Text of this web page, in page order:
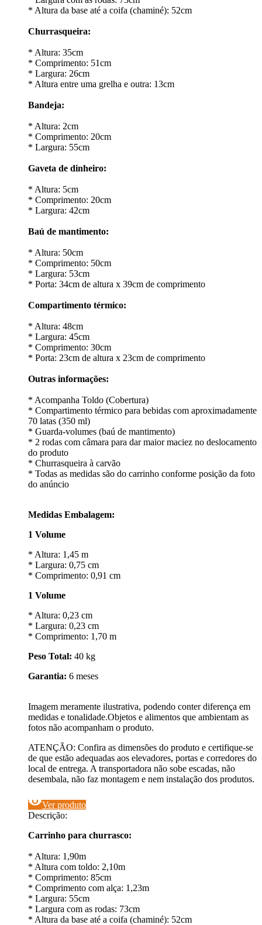
* Altura da base até a coifa (chaminé): 52cm
Churrasqueira:
* Altura: 35cm
* Comprimento: 51cm
* Largura: 26cm
* Altura entre uma grelha e outra: 13cm
Bandeja:
* Altura: 2cm
* Comprimento: 20cm
* Largura: 55cm
Gaveta de dinheiro:
* Altura: 5cm
* Comprimento: 20cm
* Largura: 42cm
Baú de mantimento:
* Altura: 50cm
* Comprimento: 50cm
* Largura: 53cm
* Porta: 34cm de altura x 39cm de comprimento
Compartimento térmico:
* Altura: 48cm
* Largura: 45cm
* Comprimento: 30cm
* Porta: 23cm de altura x 23cm de comprimento
Outras informações:
* Acompanha Toldo (Cobertura)
* Compartimento térmico para bebidas com aproximadamente
70 latas (350 ml)
* Guarda-volumes (baú de mantimento)
* 2 rodas com câmara para dar maior maciez no deslocamento
do produto
* Churrasqueira à carvão
* Todas as medidas são do carrinho conforme posição da foto
do anúncio
Medidas Embalagem:
1 Volume
* Altura: 1,45 m
* Largura: 0,75 cm
* Comprimento: 0,91 cm
1 Volume
* Altura: 0,23 cm
* Largura: 0,23 cm
* Comprimento: 1,70 m
Peso Total: 40 kg
Garantia: 6 meses
Imagem meramente ilustrativa, podendo conter diferença em
medidas e tonalidade.Objetos e alimentos que ambientam as
fotos não acompanham o produto.
ATENÇÃO: Confira as dimensões do produto e certifique-se
de que estão adequadas aos elevadores, portas e corredores do
local de entrega. A transportadora não sobe escadas, não
desembala, não faz montagem e nem instalação dos produtos.
visibilityVer produto
Descrição:
Carrinho para churrasco:
* Altura: 1,90m
* Altura com toldo: 2,10m
* Comprimento: 85cm
* Comprimento com alça: 1,23m
* Largura: 55cm
* Largura com as rodas: 73cm
* Altura da base até a coifa (chaminé): 52cm